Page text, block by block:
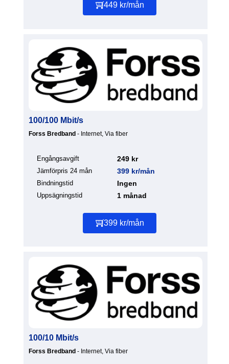
449 kr/mån
100/100 Mbit/s
Forss Bredband - Internet, Via fiber
Engångsavgift 249 kr
Jämförpris 24 mån 399 kr/mån
Bindningstid Ingen
Uppsägningstid 1 månad
399 kr/mån
100/10 Mbit/s
Forss Bredband - Internet, Via fiber